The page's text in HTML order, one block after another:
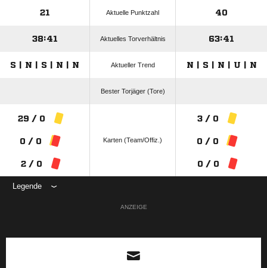
21 Aktuelle Punktzahl 40
38:41 Aktuelles Torverhältnis 63:41
S | N | S | N | N Aktueller Trend N | S | N | U | N
Bester Torjäger (Tore)
29 / 0
0 / 0
2 / 0
Karten (Team/Offiz.)
3 / 0
0 / 0
0 / 0
Legende
ANZEIGE